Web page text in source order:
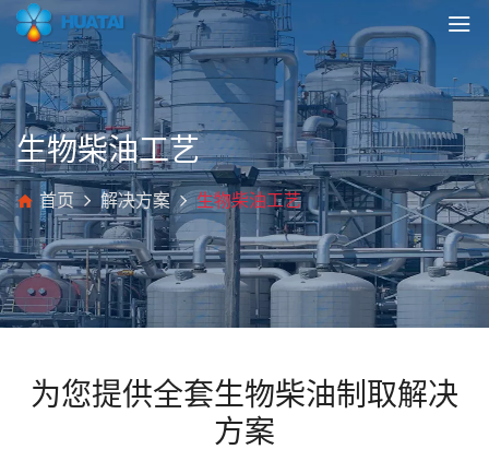
生物柴油工艺
首页 解决方案 生物柴油工艺
为您提供全套生物柴油制取解决
方案